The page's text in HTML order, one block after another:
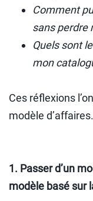
Comment
sans perdre
Quels sont
mon
Ces réflexions
modèle d’affaires.
1. Passer d’un
modèle basé sur